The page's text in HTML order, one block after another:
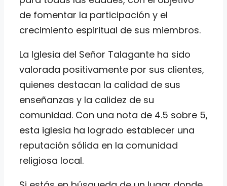
de fomentar la participación y el
crecimiento espiritual de sus miembros.
La Iglesia del Señor Talagante ha sido
valorada positivamente por sus clientes,
quienes destacan la calidad de sus
enseñanzas y la calidez de su
comunidad. Con una nota de 4.5 sobre 5,
esta iglesia ha logrado establecer una
reputación sólida en la comunidad
religiosa local.